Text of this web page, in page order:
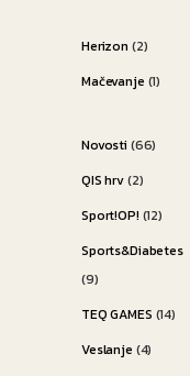
Herizon (2)
Mačevanje (1)
Novosti (66)
QIS hrv(2)
Sport!OP! (12)
Sports&Diabetes
(9)
TEQ GAMES (14)
Veslanje (4)